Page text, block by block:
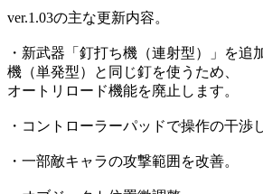
ver.1.03の主な更新内容。
・新武器「釘打ち機（連射型）」を追
機（単発型）と同じ釘を使うため、
オートリロード機能を廃止します。
・コントローラーパッドで操作の干渉
・一部敵キャラの攻撃範囲を改善。